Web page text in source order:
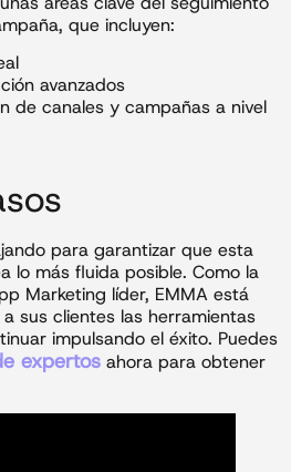
que incluyen:
avanzados
de canales y campañas a nivel
para garantizar que esta
lo más fluida posible. Como la
Marketing líder, EMMA está
sus clientes las herramientas
impulsando el éxito. Puedes
expertos ahora para obtener